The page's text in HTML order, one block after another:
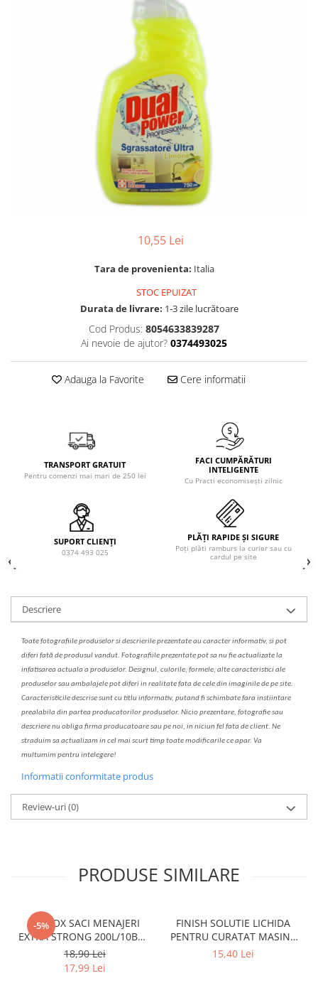
Echipamente de curăţenie
Folie aluminiu,folie alimentara
Lavete de curatare
Solutie de indepartat rugina si
Pachete de cadouri
Produse pentru coafat
Sapun lichid, sapun
Tratament pentru par, conditioner
pentru par, masca de par
Vata demachianta
10,55 Lei
Tara de provenienta: Italia
STOC EPUIZAT
Durata de livrare: 1-3 zile lucrătoare
Cod Produs: 8054633839287
Ai nevoie de ajutor? 0374493025
Adauga la Favorite Cere informatii
TRANSPORT GRATUIT
Pentru comenzi mai mari de 250 lei
FACI CUMPĂRĂTURI
INTELIGENTE
Cu Practi economisești zilnic
SUPORT CLIENȚI
0374 493 025
PLĂȚI RAPIDE ȘI SIGURE
Poți plăti ramburs la curier sau cu
cardul pe site
Descriere
Toate fotografiile produselorsidescrierileprezentate au caracter informativ, si pot
diferi fată de produsul vandut. Fotografiile prezentate pot sa nu fie actualizate la
infatisarea actuala a produselor. Designul, culorile, formele, alte caracteristici ale
produselor sau ambalajele pot diferi in realitate fata de cele din imaginile de pe site.
Caracteristicile descrise sunt cu titlu informativ, putand fi schimbate fara instiintare
prealabila din partea producatorilor produselor. Nicio prezentare, fotografie sau
descriere nu obliga firma producatoare sau pe noi, in niciun fel fata de client. Ne
straduim sa actualizam in cel mai scurt timp toate modificarile ce apar. Va
multumim pentru intelegere!
Informatii conformitate produs
Review-uri(0)
PRODUSE SIMILARE
-5%
CLINOX SACI MENAJERI
EXTRA STRONG 200L/10BUC
LDPE NEGRI (90*122CM)
ETICHETA MOV
18,90 Lei
17,99 Lei
FINISH SOLUTIE LICHIDA
PENTRU CURATAT MASINA
DE SPALAT VASE 250ML
15,40 Lei